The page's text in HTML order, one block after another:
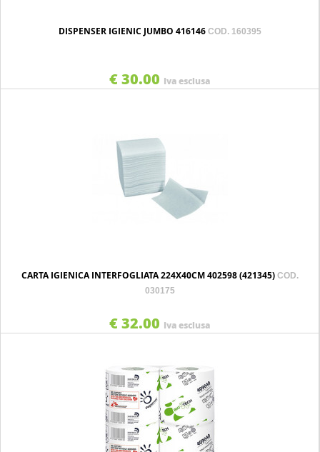
DISPENSER IGIENIC JUMBO 416146 COD. 160395
€ 30.00 Iva esclusa
CARTA IGIENICA INTERFOGLIATA 224X40CM 402598 (421345) COD.
030175
€ 32.00 Iva esclusa